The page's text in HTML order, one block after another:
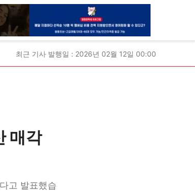
최근 기사 발행일 : 2026년 02월 12일 00:00
매각
고 발표했습